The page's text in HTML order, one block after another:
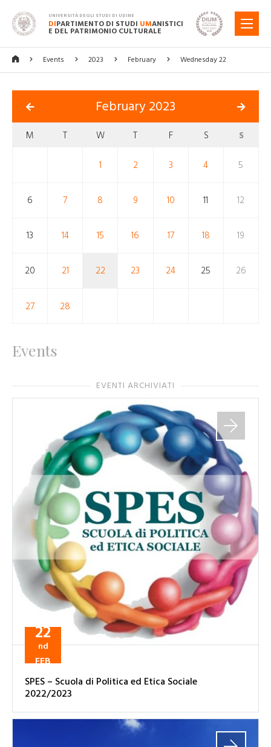
UNIVERSITÀ DEGLI STUDI DI UDINE
DIPARTIMENTO DI STUDI UMANISTICI
E DEL PATRIMONIO CULTURALE
MENU
Events 2023 February Wednesday 22
February 2023
M T W T F S S
1 2 3 4 5
6 7 8 9 10 11 12
13 14 15 16 17 18 19
20 21 22 23 24 25 26
27 28
Events
EVENTI ARCHIVIATI
22
nd
FEB
SPES – Scuola di Politica ed Etica Sociale
2022/2023